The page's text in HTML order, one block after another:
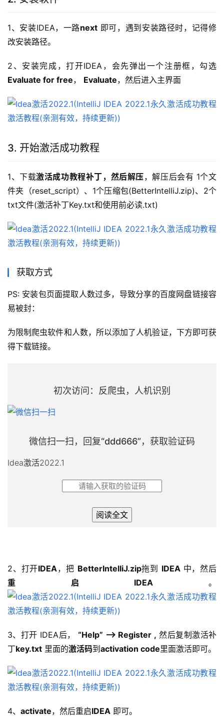
1、安装IDEA，一路next 即可，遇到安装路径时，记得修
改安装路径。
2、安装完成，打开IDEA，会先弹出一个注册框，勾选
Evaluate for free， Evaluate，然后进入主界面
3. 开始激活成功教程
1、下载激活成功教程补丁，然后解压，解压后会有 1个文
件夹（reset_script）、1个压缩包(BetterIntelliJ.zip)、2个
txt文件(激活补丁Key.txt和使用前必读.txt)
获取方式
PS: 安装包页面提取人数过多，导致分享的百度网盘链接容
易被封：
为限制爬虫软件和人数，所以添加了人机验证，下方即可获
得下载链接。
初次访问：反爬虫，人机识别
微信扫一扫，回复“ddd666”，获取验证码
Idea激活2022.1
2、打开IDEA，把 BetterIntelliJ.zip拖到 IDEA 中，然后
重启IDEA 。
3、打开 IDEA后， “Help” –> Register , 然后复制激活补
丁key.txt 里面的激活码到 activation code里面激活即可。
4、 activate，然后重启IDEA 即可。